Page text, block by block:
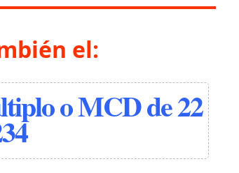
el:
o MCD de 22